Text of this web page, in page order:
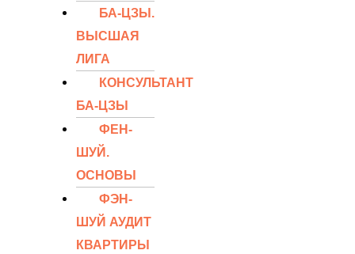
БА-ЦЗЫ.
ВЫСШАЯ
ЛИГА
КОНСУЛЬТАНТ
БА-ЦЗЫ
ФЕН-
ШУЙ.
ОСНОВЫ
ФЭН-
ШУЙ АУДИТ
КВАРТИРЫ